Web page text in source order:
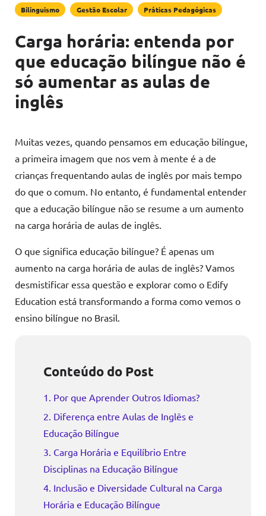
Carga horária: entenda por
que educação bilíngue não é
só aumentar as aulas de
inglês
Bilinguismo Gestão Escolar Práticas Pedagógicas
Muitas vezes, quando pensamos em educação bilíngue,
a primeira imagem que nos vem à mente é a de
crianças frequentando aulas de inglês por mais tempo
do que o comum. No entanto, é fundamental entender
que a educação bilíngue não se resume a um aumento
na carga horária de aulas de inglês.
O que significa educação bilíngue? É apenas um
aumento na carga horária de aulas de inglês? Vamos
desmistificar essa questão e explorar como o Edify
Education está transformando a forma como vemos o
ensino bilíngue no Brasil.
Conteúdo do Post
1. Por que Aprender Outros Idiomas?
2. Diferença entre Aulas de Inglês e
Educação Bilíngue
3. Carga Horária e Equilíbrio Entre
Disciplinas na Educação Bilíngue
4. Inclusão e Diversidade Cultural na Carga
Horária e Educação Bilíngue